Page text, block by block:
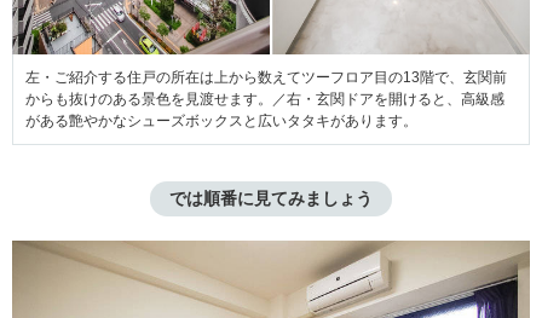
左・ご紹介する住戸の所在は上から数えてツーフロア目の13階で、玄関前
からも抜けのある景色を見渡せます。／右・玄関ドアを開けると、高級感
がある艶やかなシューズボックスと広いタタキがあります。
では順番に見てみましょう